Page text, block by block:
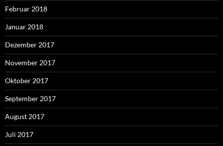
Februar 2018
Januar 2018
Dezember 2017
November 2017
Oktober 2017
September 2017
August 2017
Juli 2017